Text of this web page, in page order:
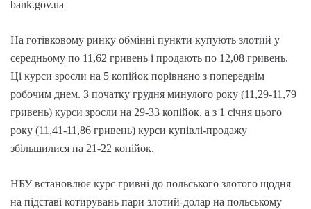
bank.gov.ua
На готівковому ринку обмінні пункти купують злотий у
середньому по 11,62 гривень і продають по 12,08 гривень.
Ці курси зросли на 5 копійок порівняно з попереднім
робочим днем. З початку грудня минулого року (11,29-11,79
гривень) курси зросли на 29-33 копійок, а з 1 січня цього
року (11,41-11,86 гривень) курси купівлі-продажу
збільшилися на 21-22 копійок.
НБУ встановлює курс гривні до польського злотого щодня
на підставі котирувань пари злотий-долар на польському